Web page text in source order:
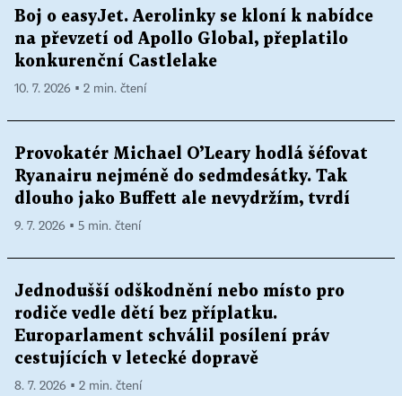
Boj o easyJet. Aerolinky se kloní k nabídce
na převzetí od Apollo Global, přeplatilo
konkurenční Castlelake
10. 7. 2026 ▪ 2 min. čtení
Provokatér Michael O’Leary hodlá šéfovat
Ryanairu nejméně do sedmdesátky. Tak
dlouho jako Buffett ale nevydržím, tvrdí
9. 7. 2026 ▪ 5 min. čtení
Jednodušší odškodnění nebo místo pro
rodiče vedle dětí bez příplatku.
Europarlament schválil posílení práv
cestujících v letecké dopravě
8. 7. 2026 ▪ 2 min. čtení